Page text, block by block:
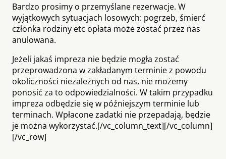
Bardzo prosimy o przemyślane rezerwacje. W
wyjątkowych sytuacjach losowych: pogrzeb, śmierć
członka rodziny etc opłata może zostać przez nas
anulowana.
Jeżeli jakaś impreza nie będzie mogła zostać
przeprowadzona w zakładanym terminie z powodu
okoliczności niezależnych od nas, nie możemy
ponosić za to odpowiedzialności. W takim przypadku
impreza odbędzie się w późniejszym terminie lub
terminach. Wpłacone zadatki nie przepadają, będzie
je można wykorzystać.[/vc_column_text][/vc_column]
[/vc_row]